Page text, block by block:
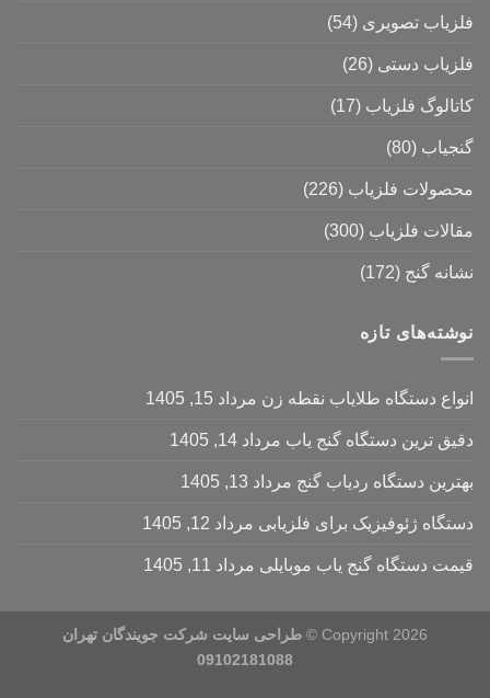
فلزیاب تصویری (54)
فلزیاب دستی (26)
کاتالوگ فلزیاب (17)
گنجیاب (80)
محصولات فلزیاب (226)
مقالات فلزیاب (300)
نشانه گنج (172)
نوشته‌های تازه
انواع دستگاه طلایاب نقطه زن مرداد 15, 1405
دقیق ترین دستگاه گنج یاب مرداد 14, 1405
بهترین دستگاه ردیاب گنج مرداد 13, 1405
دستگاه ژئوفیزیک برای فلزیابی مرداد 12, 1405
قیمت دستگاه گنج یاب موبایلی مرداد 11, 1405
Copyright 2026 ©
طراحی سایت شرکت جویندگان تهران
09102181088